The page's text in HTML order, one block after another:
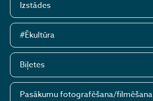
Izstādes
#Ēkultūra
Biļetes
Pasākumu fotografēšana/filmēšana